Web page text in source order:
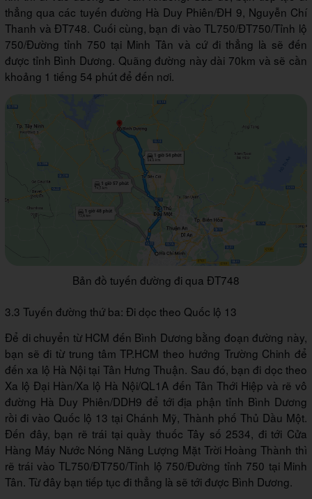
thẳng qua các tuyến đường Hà Duy Phiên/ĐH 9, Nguyễn Chí
Thanh và ĐT748. Cuối cùng, bạn đi vào TL750/ĐT750/Tỉnh lộ
750/Đường tỉnh 750 tại Minh Tân và cứ đi thẳng là sẽ đến
được tỉnh Bình Dương. Quãng đường này dài 70km và sẽ cần
khoảng 1 tiếng 54 phút để đến nơi.
Bản đồ tuyến đường đi qua ĐT748
3.3 Tuyến đường thứ ba: Đi dọc theo Quốc lộ 13
Để di chuyển từ HCM đến Bình Dương bằng đoạn đường này,
bạn sẽ đi từ trung tâm TP.HCM theo hướng Trường Chinh để
đến xa lộ Hà Nội tại Tân Hưng Thuận. Sau đó, bạn đi dọc theo
Xa lộ Đại Hàn/Xa lộ Hà Nội/QL1A đến Tân Thới Hiệp và rẽ vô
đường Hà Duy Phiên/DDH9 để tới địa phận tỉnh Bình Dương
rồi đi vào Quốc lộ 13 tại Chánh Mỹ, Thành phố Thủ Dầu Một.
Đến đây, bạn rẽ trái tại quầy thuốc Tây số 2534, đi tới Cửa
Hàng Máy Nước Nóng Năng Lượng Mặt Trời Hoàng Thành thì
rẽ trái vào TL750/ĐT750/Tỉnh lộ 750/Đường tỉnh 750 tại Minh
Tân. Từ đây bạn tiếp tục đi thẳng là sẽ tới được Bình Dương.